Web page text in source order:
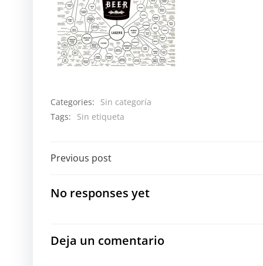
Categories:
Sin categoría
Tags:
Sin etiqueta
Navegación
por
entradas
Previous post
No responses yet
Deja un comentario